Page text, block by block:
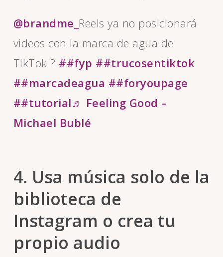
@brandme_ Reels ya no posicionará
videos con la marca de agua de
TikTok ? ##fyp ##trucosentiktok
##marcadeagua ##foryoupage
##tutorial♬ Feeling Good –
Michael Bublé
4. Usa música solo de la
biblioteca de
Instagram o crea tu
propio audio